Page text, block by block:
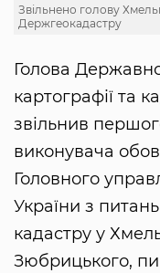
Звільнено голову
Держгеокадастру
Голова
картографії та
звільнив
виконувача
Головного
України з питань
кадастру у
Зюбрицького,